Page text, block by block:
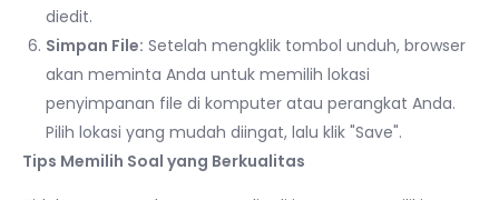
diedit.
Simpan File: Setelah mengklik tombol unduh, browser
akan meminta Anda untuk memilih lokasi
penyimpanan file di komputer atau perangkat Anda.
Pilih lokasi yang mudah diingat, lalu klik "Save".
Tips Memilih Soal yang Berkualitas